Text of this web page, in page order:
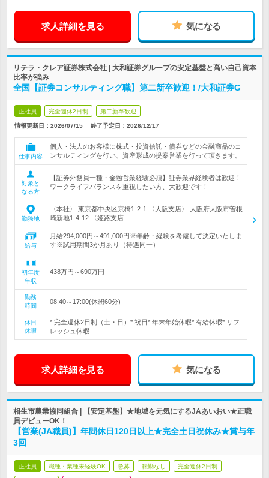
求人詳細を見る 気になる
リテラ・クレア証券株式会社 | 大和証券グループの安定基盤と高い自己資本
比率が強み
全国【証券コンサルティング職】第二新卒歓迎！/大和証券G
正社員 完全週休2日制 第二新卒歓迎
情報更新日：2026/07/15 終了予定日： 2026/12/17
仕事内容
個人・法人のお客様に株式・投資信託・債券などの金融商品のコ
ンサルティングを行い、資産形成の提案営業を行って頂きます。
対象と
なる方
【証券外務員一種・金融営業経験必須】証券業界経験者は歓迎！
ワークライフバランスを重視したい方、大歓迎です！
勤務地
〈本社〉 東京都中央区京橋1-2-1 〈大阪支店〉 大阪府大阪市曽根
崎新地1-4-12 〈姫路支店…
給与
月給294,000円～491,000円※年齢・経験を考慮して決定いたしま
す※試用期間3か月あり（待遇同一）
初年度
年収
438万円～690万円
勤務
時間
08:40～17:00(休憩60分)
休日
休暇
* 完全週休2日制（土・日）* 祝日* 年末年始休暇* 有給休暇* リフ
レッシュ休暇
求人詳細を見る 気になる
相生市農業協同組合 | 【安定基盤】★地域を元気にするJAあいおい★正職
員デビューOK！
【営業(JA職員)】年間休日120日以上★完全土日祝休み★賞与年
3回
正社員 職種・業種未経験OK 急募 転勤なし 完全週休2日制